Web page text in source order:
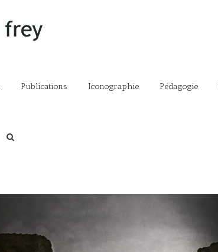
Publications Iconographie Pédagogie